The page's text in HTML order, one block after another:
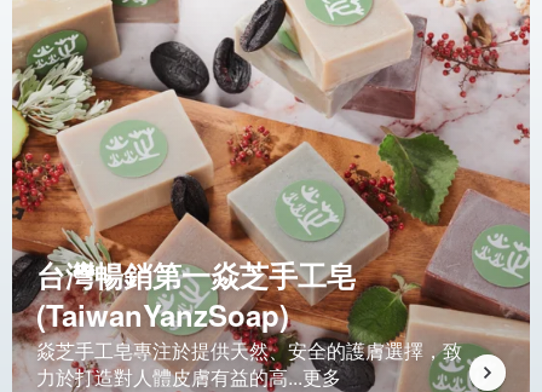
台灣暢銷第一焱芝手工皂
(TaiwanYanzSoap)
焱芝手工皂專注於提供天然、安全的護膚選擇，致
力於打造對人體皮膚有益的高...更多